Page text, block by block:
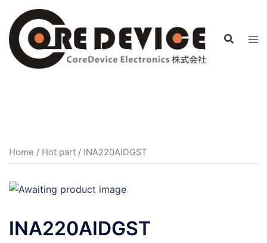
Home / Hot part / INA220AIDGST
INA220AIDGST